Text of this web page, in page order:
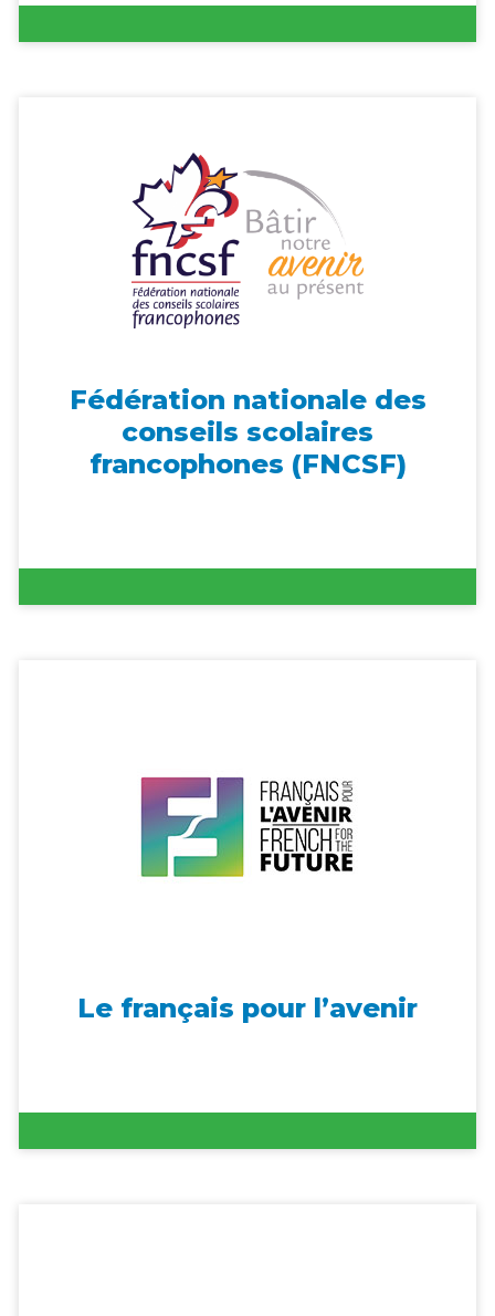
Fédération nationale des
conseils scolaires
francophones (FNCSF)
Le français pour l’avenir